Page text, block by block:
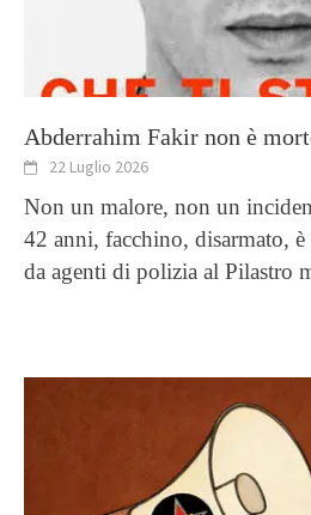
Abderrahim Fakir non è
22 Luglio 2026
Non un malore, non un
42 anni, facchino, disarmato, è
da agenti di polizia al Pilastro